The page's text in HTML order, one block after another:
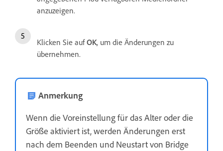
anzuzeigen.
Klicken Sie aufOK, um die Änderungen zu
übernehmen.
Anmerkung
Wenn die Voreinstellung für das Alter oder die
Größe aktiviert ist, werden Änderungen erst
nach dem Beenden und Neustart von Bridge